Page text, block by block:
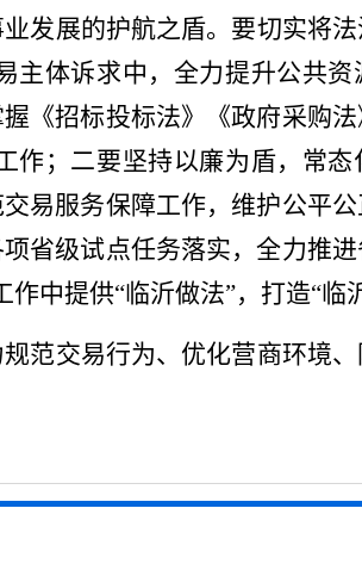
发展的护航之盾。要切实将
主体诉求中，全力提升公共
《招标投标法》《政府采购
作；二要坚持以廉为盾，常
易服务保障工作，维护公平
省级试点任务落实，全力推
中提供“临沂做法”，打造“临
范交易行为、优化营商环境